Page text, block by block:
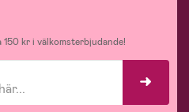
kr i välkomsterbjudande!